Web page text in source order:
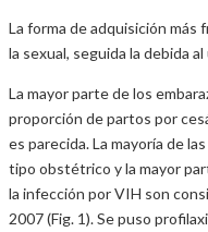
La forma de adquisición
la sexual, seguida la debida
La mayor parte de los
proporción de partos por
es parecida. La mayoría de
tipo obstétrico y la mayor
la infección por VIH son
2007 (Fig. 1). Se puso